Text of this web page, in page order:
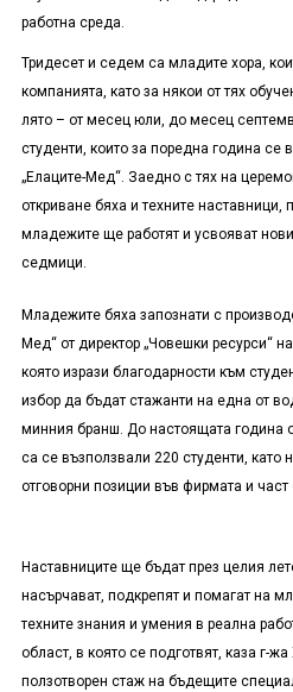
работна среда.
Тридесет и седем са младите хора,
компанията, като за някои от тях
лято – от месец юли, до месец
студенти, които за поредна година се
„Елаците-Мед“. Заедно с тях на
откриване бяха и техните наставници,
младежите ще работят и усвояват
седмици.
Младежите бяха запознати с
Мед“ от директор „Човешки ресурси“
която изрази благодарности към
избор да бъдат стажанти на една от
минния бранш. До настоящата година
са се възползвали 220 студенти, като
отговорни позиции във фирмата и част
Наставниците ще бъдат през целия
насърчават, подкрепят и помагат на
техните знания и умения в реална
област, в която се подготвят, каза г-
ползотворен стаж на бъдещите